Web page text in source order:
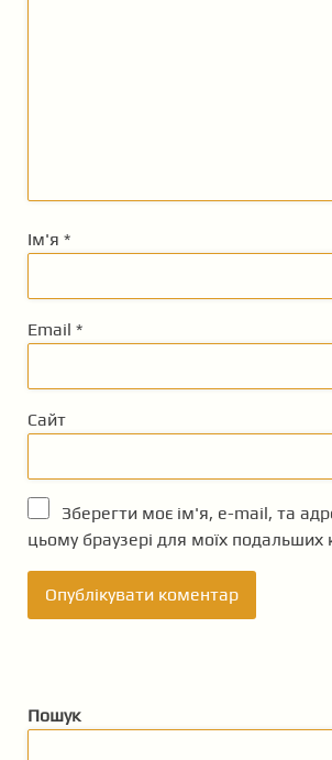
Ім'я *
Email *
Сайт
Зберегти моє ім'я, e-mail, та
цьому браузері для моїх подальших
Пошук